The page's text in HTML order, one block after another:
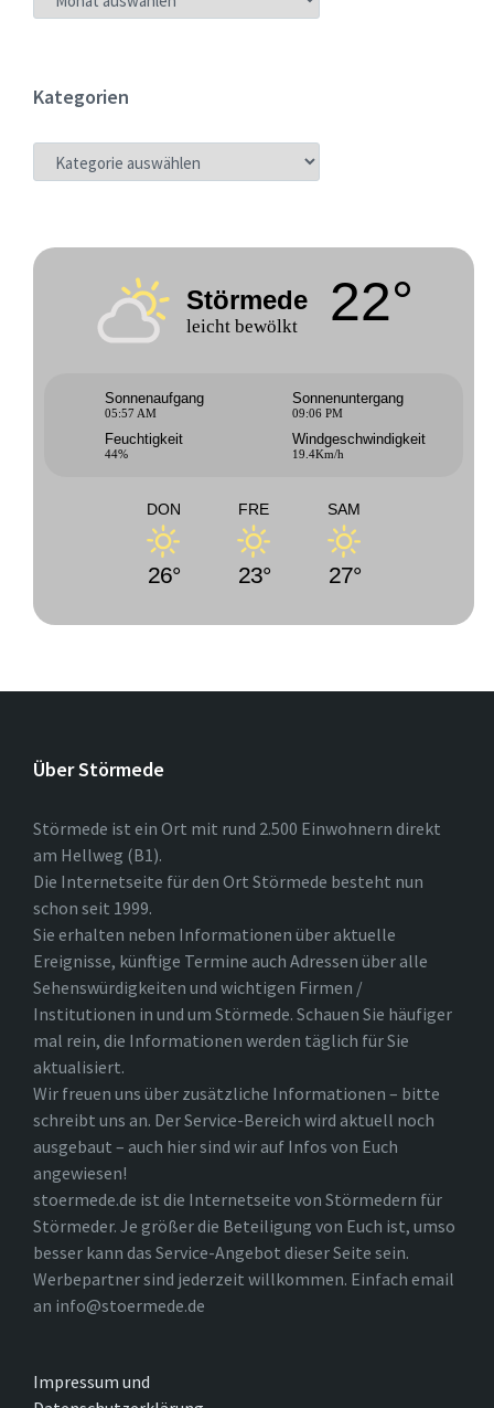
Kategorien
KATEGORIEN
Störmede
leicht bewölkt 22°
Sonnenaufgang
05:57 AM
Sonnenuntergang
09:06 PM
Feuchtigkeit
44%
Windgeschwindigkeit
19.4Km/h
DON
26°
FRE
23°
SAM
27°
Über Störmede
Störmede ist ein Ort mit rund 2.500 Einwohnern direkt
am Hellweg (B1).
Die Internetseite für den Ort Störmede besteht nun
schon seit 1999.
Sie erhalten neben Informationen über aktuelle
Ereignisse, künftige Termine auch Adressen über alle
Sehenswürdigkeiten und wichtigen Firmen /
Institutionen in und um Störmede. Schauen Sie häufiger
mal rein, die Informationen werden täglich für Sie
aktualisiert.
Wir freuen uns über zusätzliche Informationen – bitte
schreibt uns an. Der Service-Bereich wird aktuell noch
ausgebaut – auch hier sind wir auf Infos von Euch
angewiesen!
stoermede.de ist die Internetseite von Störmedern für
Störmeder. Je größer die Beteiligung von Euch ist, umso
besser kann das Service-Angebot dieser Seite sein.
Werbepartner sind jederzeit willkommen. Einfach email
an info@stoermede.de
Impressum und